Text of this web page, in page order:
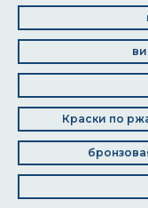
Краски по